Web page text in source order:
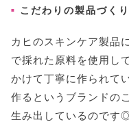
こだわりの製品づくり
カヒのスキンケア製品
で採れた原料を使用し
かけて丁寧に作られて
作るというブランドの
生み出しているのです